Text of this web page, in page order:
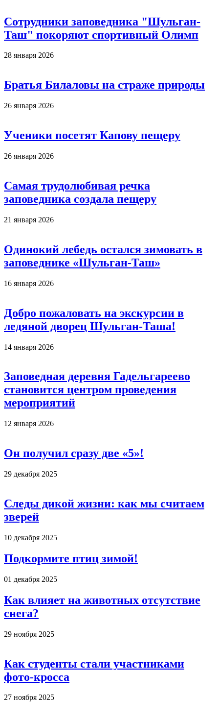
Сотрудники заповедника "Шульган-
Таш" покоряют спортивный Олимп
28 января 2026
Братья Билаловы на страже природы
26 января 2026
Ученики посетят Капову пещеру
26 января 2026
Самая трудолюбивая речка
заповедника создала пещеру
21 января 2026
Одинокий лебедь остался зимовать в
заповеднике «Шульган-Таш»
16 января 2026
Добро пожаловать на экскурсии в
ледяной дворец Шульган-Таша!
14 января 2026
Заповедная деревня Гадельгареево
становится центром проведения
мероприятий
12 января 2026
Он получил сразу две «5»!
29 декабря 2025
Следы дикой жизни: как мы считаем
зверей
10 декабря 2025
Подкормите птиц зимой!
01 декабря 2025
Как влияет на животных отсутствие
снега?
29 ноября 2025
Как студенты стали участниками
фото-кросса
27 ноября 2025